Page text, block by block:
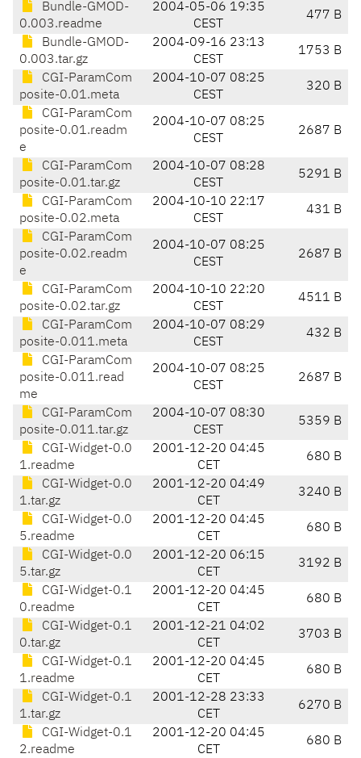
Bundle-GMOD-
0.003.readme
2004-05-06 19:35
CEST
477 B
Bundle-GMOD-
0.003.tar.gz
2004-09-16 23:13
CEST
1753 B
CGI-ParamCom
posite-0.01.meta
2004-10-07 08:25
CEST
320 B
CGI-ParamCom
posite-0.01.readm
e
2004-10-07 08:25
CEST
2687 B
CGI-ParamCom
posite-0.01.tar.gz
2004-10-07 08:28
CEST
5291 B
CGI-ParamCom
posite-0.02.meta
2004-10-10 22:17
CEST
431 B
CGI-ParamCom
posite-0.02.readm
e
2004-10-07 08:25
CEST
2687 B
CGI-ParamCom
posite-0.02.tar.gz
2004-10-10 22:20
CEST
4511 B
CGI-ParamCom
posite-0.011.meta
2004-10-07 08:29
CEST
432 B
CGI-ParamCom
posite-0.011.read
me
2004-10-07 08:25
CEST
2687 B
CGI-ParamCom
posite-0.011.tar.gz
2004-10-07 08:30
CEST
5359 B
CGI-Widget-0.0
1.readme
2001-12-20 04:45
CET
680 B
CGI-Widget-0.0
1.tar.gz
2001-12-20 04:49
CET
3240 B
CGI-Widget-0.0
5.readme
2001-12-20 04:45
CET
680 B
CGI-Widget-0.0
5.tar.gz
2001-12-20 06:15
CET
3192 B
CGI-Widget-0.1
0.readme
2001-12-20 04:45
CET
680 B
CGI-Widget-0.1
0.tar.gz
2001-12-21 04:02
CET
3703 B
CGI-Widget-0.1
1.readme
2001-12-20 04:45
CET
680 B
CGI-Widget-0.1
1.tar.gz
2001-12-28 23:33
CET
6270 B
CGI-Widget-0.1
2.readme
2001-12-20 04:45
CET
680 B